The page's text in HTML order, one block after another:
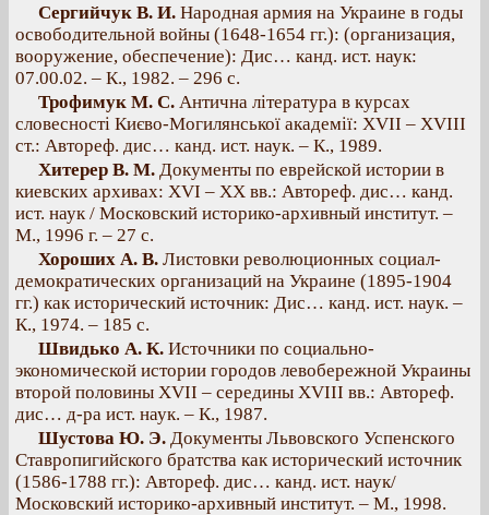
Сергийчук В. И. Народная армия на Украине в годы
освободительной войны (1648-1654 гг.): (организация,
вооружение, обеспечение): Дис… канд. ист. наук:
07.00.02. – К., 1982. – 296 с.
Трофимук М. С. Антична література в курсах
словесності Києво-Могилянської академії: XVII – XVIII
ст.: Автореф. дис… канд. ист. наук. – К., 1989.
Хитерер В. М. Документы по еврейской истории в
киевских архивах: XVI – XX вв.: Автореф. дис… канд.
ист. наук / Московский историко-архивный институт. –
М., 1996 г. – 27 с.
Хороших А. В. Листовки революционных социал-
демократических организаций на Украине (1895-1904
гг.) как исторический источник: Дис… канд. ист. наук. –
К., 1974. – 185 с.
Швидько А. К. Источники по социально-
экономической истории городов левобережной Украины
второй половины XVII – середины XVIII вв.: Автореф.
дис… д-ра ист. наук. – К., 1987.
Шустова Ю. Э. Документы Львовского Успенского
Ставропигийского братства как исторический источник
(1586-1788 гг.): Автореф. дис… канд. ист. наук/
Московский историко-архивный институт. – М., 1998.